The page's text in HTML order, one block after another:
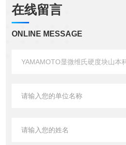
在线留言
ONLINE MESSAGE